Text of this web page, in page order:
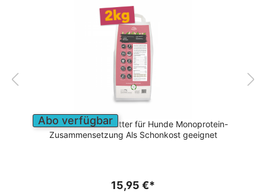
Abo verfügbar
Sensitives Trockenfutter für Hunde Monoprotein-
Zusammensetzung Als Schonkost geeignet
15,95 €*